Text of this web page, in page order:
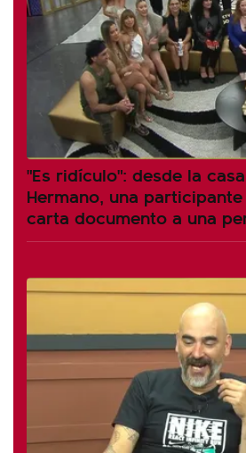
"Es ridículo": desde la
Hermano, una
carta documento a una